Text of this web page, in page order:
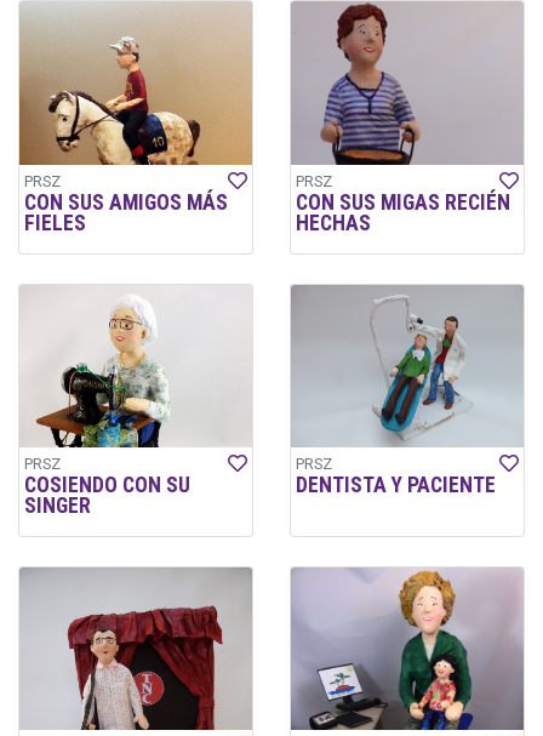
PRSZ
CON SUS AMIGOS MÁS
FIELES
PRSZ
CON SUS MIGAS RECIÉN
HECHAS
PRSZ
COSIENDO CON SU
SINGER
PRSZ
DENTISTA Y PACIENTE